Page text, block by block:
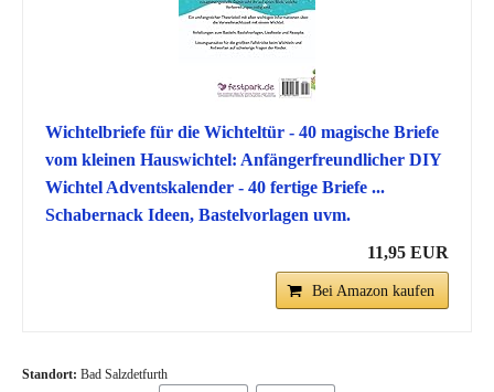
Wichtelbriefe für die Wichteltür - 40 magische Briefe
vom kleinen Hauswichtel: Anfängerfreundlicher DIY
Wichtel Adventskalender - 40 fertige Briefe ...
Schabernack Ideen, Bastelvorlagen uvm.
11,95 EUR
Bei Amazon kaufen
Standort: Bad Salzdetfurth